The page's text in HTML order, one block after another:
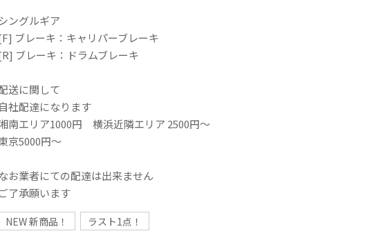
ングルギア
ブレーキ：キャリパーブレーキ
ブレーキ：ドラムブレーキ
送に関して
自社配達になります
南エリア1000円 横浜近隣エリア 2500円～
京5000円～
なお業者にての配達は出来ません
ご了承願います
NEW 新商品！
ラスト1点！